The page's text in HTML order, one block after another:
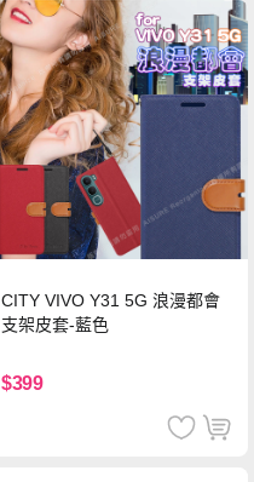
CITY VIVO Y31 5G 浪漫都會
支架皮套-藍色
$399